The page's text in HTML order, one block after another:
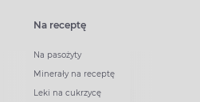
Na receptę
Na pasożyty
Minerały na receptę
Leki na cukrzycę